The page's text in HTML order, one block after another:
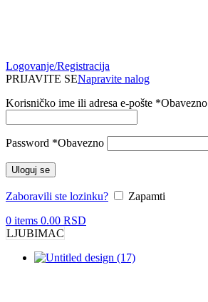
Logovanje/Registracija
PRIJAVITE SENapravite nalog
Korisničko ime ili adresa e-pošte *Obavezno
Password *Obavezno
Uloguj se
Zaboravili ste lozinku?
Zapamti
0 items 0.00 RSD
LJUBIMAC